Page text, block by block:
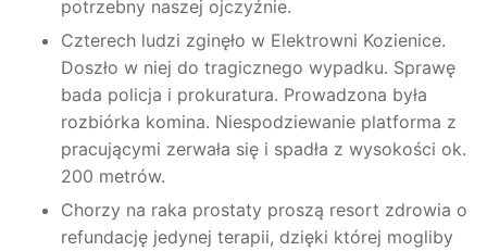
potrzebny naszej ojczyźnie.
Czterech ludzi zginęło w Elektrowni Kozienice.
Doszło w niej do tragicznego wypadku. Sprawę
bada policja i prokuratura. Prowadzona była
rozbiórka komina. Niespodziewanie platforma z
pracującymi zerwała się i spadła z wysokości ok.
200 metrów.
Chorzy na raka prostaty proszą resort zdrowia o
refundację jedynej terapii, dzięki której mogliby